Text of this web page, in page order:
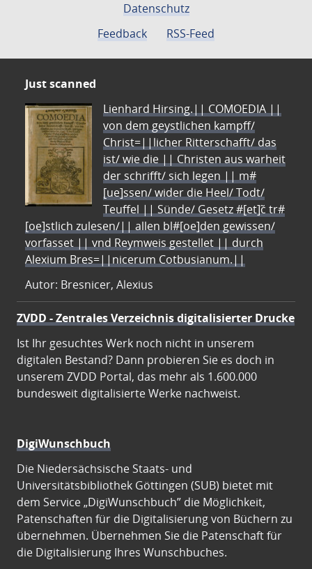
Datenschutz
Feedback
RSS-Feed
Just scanned
Lienhard Hirsing.|| COMOEDIA ||
von dem geystlichen kampff/
Christ=||licher Ritterschafft/ das
ist/ wie die || Christen aus warheit
der schrifft/ sich legen || m#
[ue]ssen/ wider die Heel/ Todt/
Teuffel || Sünde/ Gesetz #[et]c̃ tr#
[oe]stlich zulesen/|| allen bl#[oe]den gewissen/
vorfasset || vnd Reymweis gestellet || durch
Alexium Bres=||nicerum Cotbusianum.||
Autor: Bresnicer, Alexius
ZVDD - Zentrales Verzeichnis digitalisierter Drucke
Ist Ihr gesuchtes Werk noch nicht in unserem
digitalen Bestand? Dann probieren Sie es doch in
unserem ZVDD Portal, das mehr als 1.600.000
bundesweit digitalisierte Werke nachweist.
DigiWunschbuch
Die Niedersächsische Staats- und
Universitätsbibliothek Göttingen (SUB) bietet mit
dem Service „DigiWunschbuch” die Möglichkeit,
Patenschaften für die Digitalisierung von Büchern zu
übernehmen. Übernehmen Sie die Patenschaft für
die Digitalisierung Ihres Wunschbuches.